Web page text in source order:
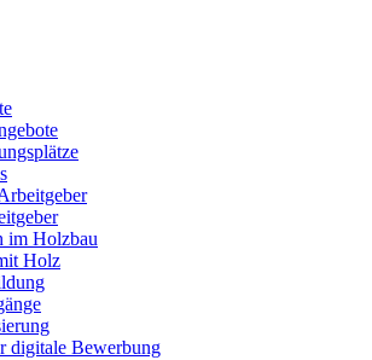
im Holzbau
Holz
digitale Bewerbung